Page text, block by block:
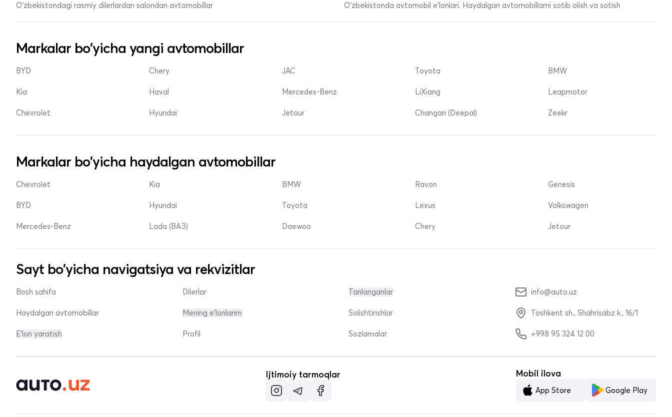
O'zbekistondagi rasmiy dilerlardan salondan avtomobillar O'zbekistonda avtomobil e’lonlari. Haydalgan avtomobillarni sotib olish va sotish
Markalar bo'yicha yangi avtomobillar
BYD
Kia
Chevrolet
Chery
Haval
Hyundai
JAC
Mercedes-Benz
Jetour
Toyota
LiXiang
Changan (Deepal)
BMW
Leapmotor
Zeekr
Markalar bo'yicha haydalgan avtomobillar
Chevrolet
BYD
Mercedes-Benz
Kia
Hyundai
Lada (ВАЗ)
BMW
Toyota
Daewoo
Ravon
Lexus
Chery
Genesis
Volkswagen
Jetour
Sayt bo'yicha navigatsiya va rekvizitlar
Bosh sahifa
Haydalgan avtomobillar
E'lon yaratish
Dilerlar
Mening e'lonlarim
Profil
Tanlanganlar
Solishtirishlar
Sozlamalar
info@auto.uz
Toshkent sh., Shahrisabz k., 16/1
+998 95 324 12 00
Ijtimoiy tarmoqlar Mobil ilova
App Store Google Play